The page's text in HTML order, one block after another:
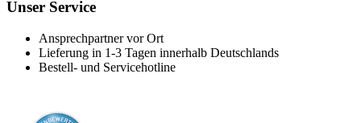
Unser Service
Ansprechpartner vor Ort
Lieferung in 1-3 Tagen innerhalb Deutschlands
Bestell- und Servicehotline